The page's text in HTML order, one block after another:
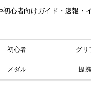
心者向けガイド・速報・
初心者 グリ
メダル 提